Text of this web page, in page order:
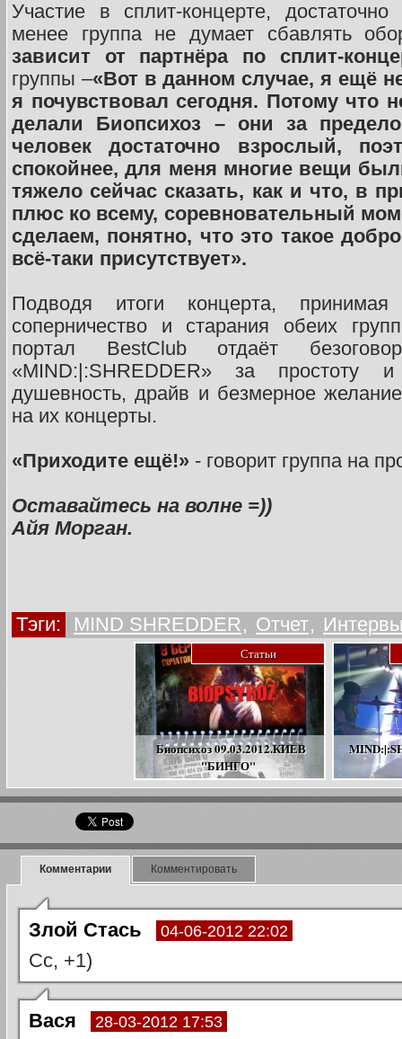
Участие в сплит-концерте,
менее группа не думает сбавлять
зависит от партнёра по сплит-
группы –«Вот в данном случае, я ещё
я почувствовал сегодня. Потому что
делали Биопсихоз – они за
человек достаточно взрослый,
спокойнее, для меня многие вещи
тяжело сейчас сказать, как и что, в
плюс ко всему, соревновательный
сделаем, понятно, что это такое
всё-таки присутствует».
Подводя итоги концерта,
соперничество и старания обеих
портал BestClub отдаёт
«MIND:|:SHREDDER» за простоту и
душевность, драйв и безмерное
на их концерты.
«Приходите ещё!» - говорит группа на
Оставайтесь на волне =))
Айя Морган.
Тэги: MIND SHREDDER, Отчет,
Статьи
Биопсихоз 09.03.2012.КИЕВ
"БИНГО"
Комментарии Комментировать
Злой Стась 04-06-2012 22:02
Сс, +1)
Вася 28-03-2012 17:53